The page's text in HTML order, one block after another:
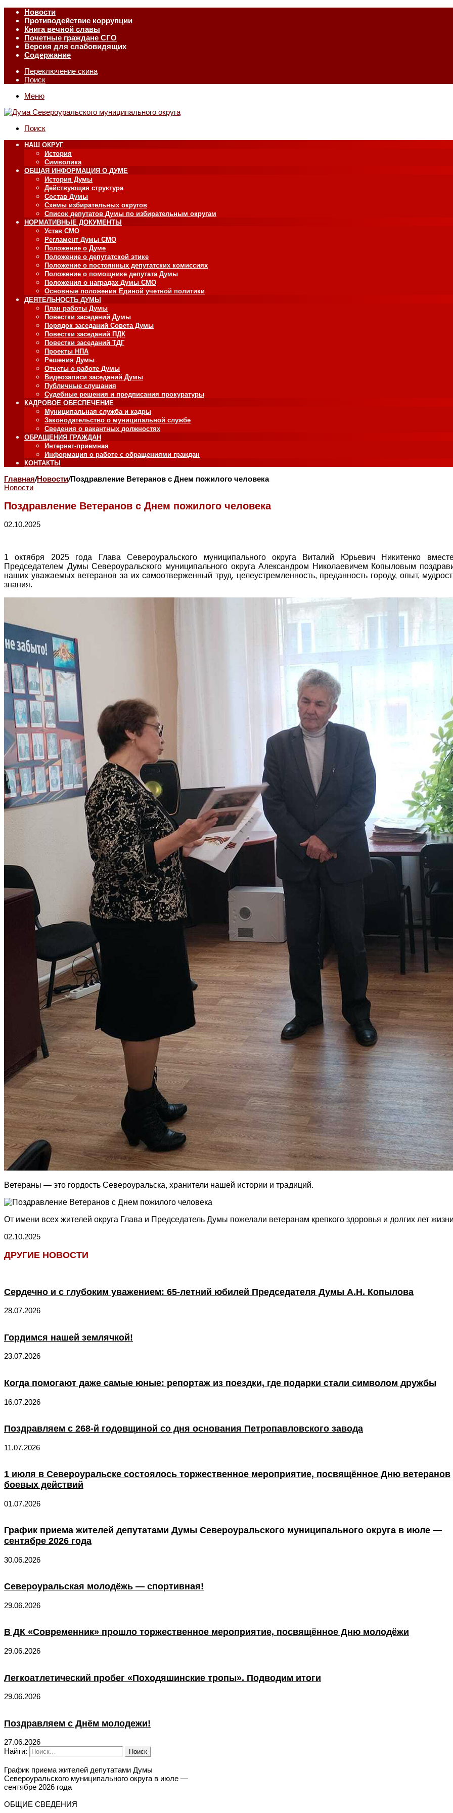
Новости
Противодействие коррупции
Книга вечной славы
Почетные граждане СГО
Версия для слабовидящих
Содержание
Переключение скина
Поиск
Меню
Поиск
НАШ ОКРУГ
История
Символика
ОБЩАЯ ИНФОРМАЦИЯ О ДУМЕ
История Думы
Действующая структура
Состав Думы
Схемы избирательных округов
Список депутатов Думы по избирательным округам
НОРМАТИВНЫЕ ДОКУМЕНТЫ
Устав СМО
Регламент Думы СМО
Положение о Думе
Положение о депутатской этике
Положение о постоянных депутатских комиссиях
Положение о помощнике депутата Думы
Положения о наградах Думы СМО
Основные положения Единой учетной политики
ДЕЯТЕЛЬНОСТЬ ДУМЫ
План работы Думы
Повестки заседаний Думы
Порядок заседаний Совета Думы
Повестки заседаний ПДК
Повестки заседаний ТДГ
Проекты НПА
Решения Думы
Отчеты о работе Думы
Видеозаписи заседаний Думы
Публичные слушания
Судебные решения и предписания прокуратуры
КАДРОВОЕ ОБЕСПЕЧЕНИЕ
Муниципальная служба и кадры
Законодательство о муниципальной службе
Сведения о вакантных должностях
ОБРАЩЕНИЯ ГРАЖДАН
Интернет-приемная
Информация о работе с обращениями граждан
КОНТАКТЫ
Главная/Новости/Поздравление Ветеранов с Днем пожилого человека
Новости
Поздравление Ветеранов с Днем пожилого человека
02.10.2025
1 октября 2025 года Глава Североуральского муниципального округа Виталий Юрьевич Никитенко
Председателем Думы Североуральского муниципального округа Александром Николаевичем Копыловым
наших уважаемых ветеранов за их самоотверженный труд, целеустремленность, преданность городу, опыт,
знания.
Ветераны — это гордость Североуральска, хранители нашей истории и традиций.
От имени всех жителей округа Глава и Председатель Думы пожелали ветеранам крепкого здоровья и долгих лет
02.10.2025
ДРУГИЕ НОВОСТИ
Сердечно и с глубоким уважением: 65-летний юбилей Председателя Думы А.Н. Копылова
28.07.2026
Гордимся нашей землячкой!
23.07.2026
Когда помогают даже самые юные: репортаж из поездки, где подарки стали символом дружбы
16.07.2026
Поздравляем с 268-й годовщиной со дня основания Петропавловского завода
11.07.2026
1 июля в Североуральске состоялось торжественное мероприятие, посвящённое Дню ветеранов
боевых действий
01.07.2026
График приема жителей депутатами Думы Североуральского муниципального округа в июле —
сентябре 2026 года
30.06.2026
Североуральская молодёжь — спортивная!
29.06.2026
В ДК «Современник» прошло торжественное мероприятие, посвящённое Дню молодёжи
29.06.2026
Легкоатлетический пробег «Походяшинские тропы». Подводим итоги
29.06.2026
Поздравляем с Днём молодежи!
27.06.2026
Найти:
График приема жителей депутатами Думы
Североуральского муниципального округа в июле —
сентябре 2026 года
ОБЩИЕ СВЕДЕНИЯ